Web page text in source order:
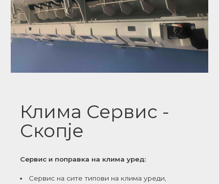
Клима Сервис -
Скопје
Сервис и поправка на клима уред:
Сервис на сите типови на клима уреди,